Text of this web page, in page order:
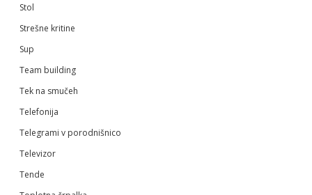
Stol
Strešne kritine
Sup
Team building
Tek na smučeh
Telefonija
Telegrami v porodnišnico
Televizor
Tende